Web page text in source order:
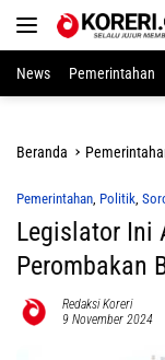
News
Pemerintahan
Beranda
Pemerintahan, Politik,
Legislator Ini
Perombakan
Redaksi Koreri
9 November 2024